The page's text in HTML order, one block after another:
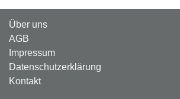
Über uns
AGB
Impressum
Datenschutzerklärung
Kontakt